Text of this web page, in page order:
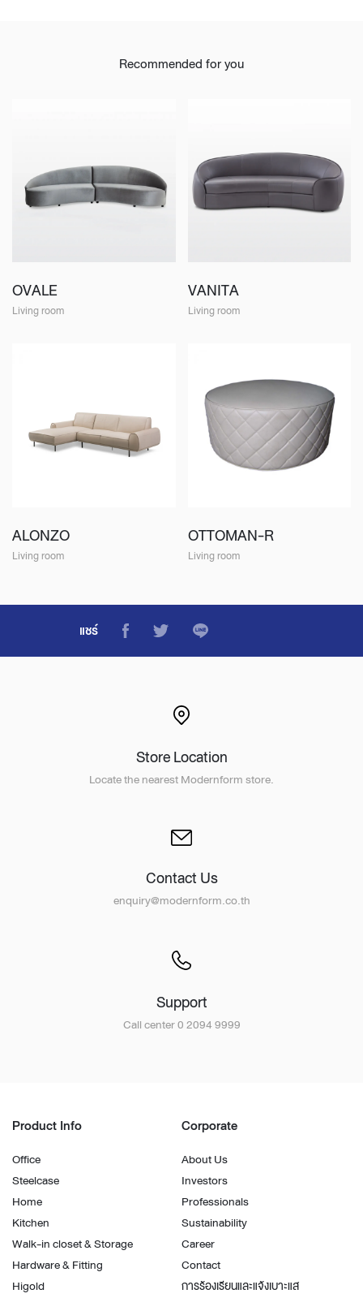
Recommended for you
OVALE
Living room
VANITA
Living room
ALONZO
Living room
OTTOMAN-R
Living room
แชร์
Store Location
Locate the nearest Modernform store.
Contact Us
enquiry@modernform.co.th
Support
Call center 0 2094 9999
Product Info
Office
Steelcase
Home
Kitchen
Walk-in closet & Storage
Hardware & Fitting
Higold
Corporate
About Us
Investors
Professionals
Sustainability
Career
Contact
การร้องเรียนและแจ้งเบาะแส